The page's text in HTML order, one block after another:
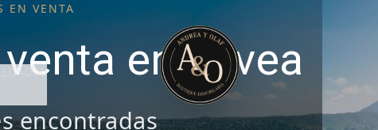
EN VENTA
en Jávea
encontradas